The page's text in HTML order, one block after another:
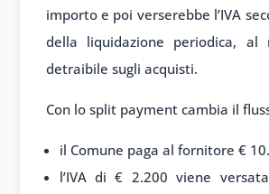
importo e poi verserebbe l’IVA
della liquidazione periodica, al
detraibile sugli acquisti.
Con lo split payment cambia il
il Comune paga al fornitore €
l’IVA di € 2.200 viene